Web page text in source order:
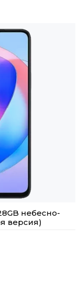
небесно-
версия)